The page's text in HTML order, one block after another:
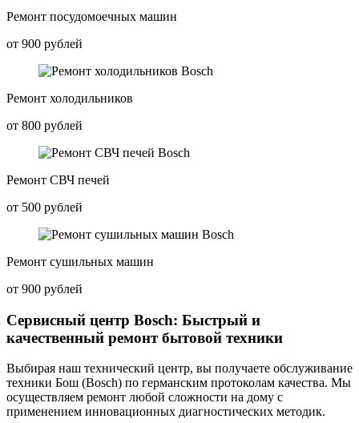
Ремонт посудомоечных машин
от 900 рублей
Ремонт холодильников
от 800 рублей
Ремонт СВЧ печей
от 500 рублей
Ремонт сушильных машин
от 900 рублей
Сервисный центр Bosch: Быстрый и
качественный ремонт бытовой техники
Выбирая наш технический центр, вы получаете обслуживание
техники Бош (Bosch) по германским протоколам качества. Мы
осуществляем ремонт любой сложности на дому с
применением инновационных диагностических методик.